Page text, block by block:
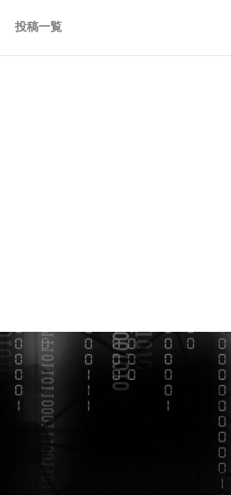
投稿一覧